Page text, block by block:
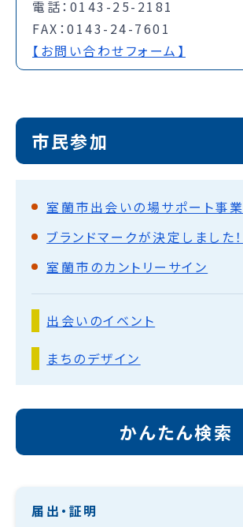
電話：0143-25-2181
FAX：0143-24-7601
【お問い合わせフォーム】
市民参加
室蘭市出会いの場サポート事業
ブランドマークが決定しました！
室蘭市のカントリーサイン
出会いのイベント
まちのデザイン
かんたん検索
届出・証明